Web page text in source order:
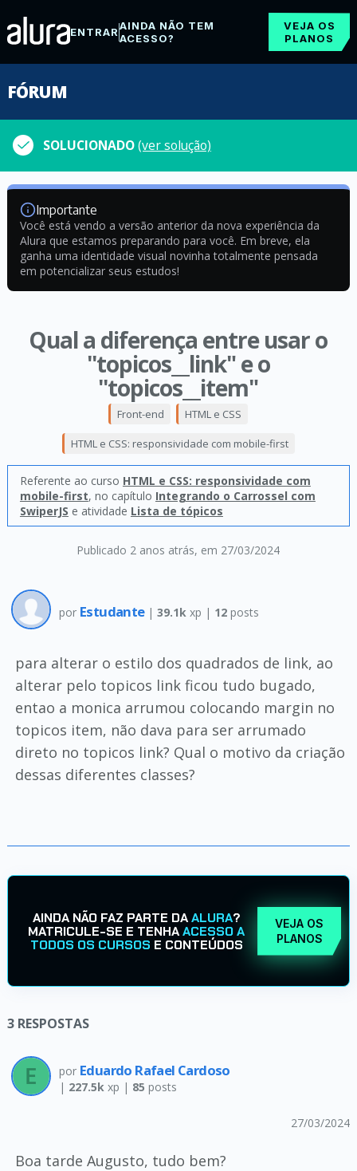
ENTRARAINDA NÃO TEM
ACESSO?
VEJA OS
PLANOS
FÓRUM
SOLUCIONADO(ver solução)
Importante
Você está vendo a versão anterior da nova experiência da
Alura que estamos preparando para você. Em breve, ela
ganha uma identidade visual novinha totalmente pensada
em potencializar seus estudos!
Qual a diferença entre usar o
''topicos__link" e o
''topicos__item"
Publicado 2 anos atrás, em 27/03/2024
Front-end HTML e CSS
HTML e CSS: responsividade com mobile-first
Referente ao curso HTML e CSS: responsividade com
mobile-first, no capítulo Integrando o Carrossel com
SwiperJS e atividade Lista de tópicos
por Estudante | 39.1k xp | 12posts
para alterar o estilo dos quadrados de link, ao
alterar pelo topicos link ficou tudo bugado,
entao a monica arrumou colocando margin no
topicos item, não dava para ser arrumado
direto no topicos link? Qual o motivo da criação
dessas diferentes classes?
AINDA NÃO FAZ PARTE DAALURA?
MATRICULE-SE E TENHAACESSO A
TODOS OS CURSOS E CONTEÚDOS
VEJA OS
PLANOS
3 RESPOSTAS
por Eduardo Rafael Cardoso
| 227.5kxp | 85 posts
27/03/2024
Boa tarde Augusto, tudo bem?